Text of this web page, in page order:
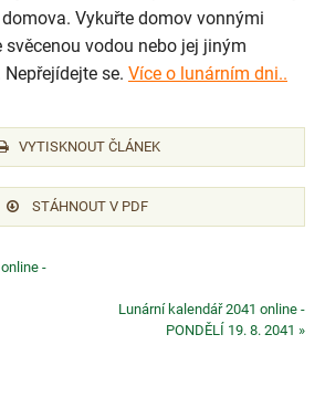
Vykuřte domov vonnými
vodou nebo jej jiným
se. Více o lunárním dni..
VYTISKNOUT ČLÁNEK
STÁHNOUT V PDF
-
Lunární kalendář 2041 online -
PONDĚLÍ 19. 8. 2041 »